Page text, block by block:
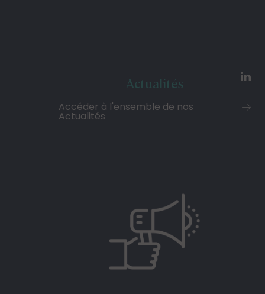
Actualités
Accéder à l'ensemble de nos
Actualités